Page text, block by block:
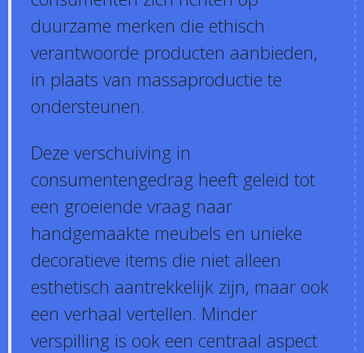
duurzame merken die ethisch
verantwoorde producten aanbieden,
in plaats van massaproductie te
ondersteunen.
Deze verschuiving in
consumentengedrag heeft geleid tot
een groeiende vraag naar
handgemaakte meubels en unieke
decoratieve items die niet alleen
esthetisch aantrekkelijk zijn, maar ook
een verhaal vertellen. Minder
verspilling is ook een centraal aspect